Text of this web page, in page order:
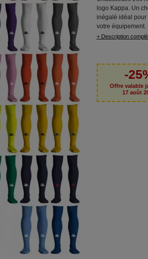
logo Kappa. Un
inégalé idéal pour
votre équipement.
+ Description
-
Offre valable
17 août